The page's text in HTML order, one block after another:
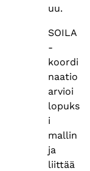
uu.
SOILA
-
koordi
naatio
arvioi
lopuks
i
mallin
ja
liittää